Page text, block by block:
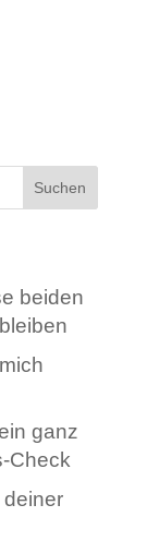
beiden
ganz
Check